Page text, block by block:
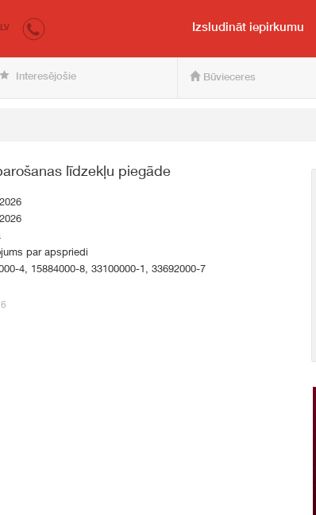
pircējam un pārdevējam
LV Izsludināt iepirkumu
Interesējošie Būvieceres
līdzekļu piegāde
par apspriedi
4, 15884000-8, 33100000-1, 33692000-7